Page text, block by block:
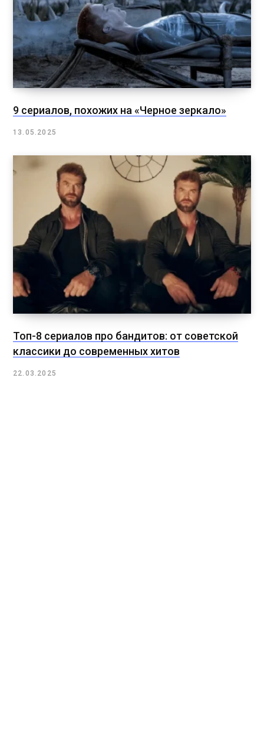
9 сериалов, похожих на «Черное зеркало»
13.05.2025
Топ-8 сериалов про бандитов: от советской
классики до современных хитов
22.03.2025